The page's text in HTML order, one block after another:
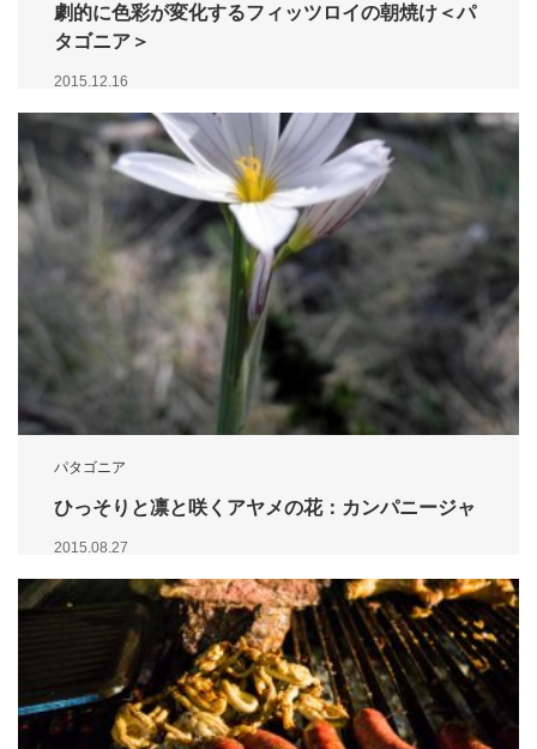
劇的に色彩が変化するフィッツロイの朝焼け＜パ
タゴニア＞
2015.12.16
パタゴニア
ひっそりと凛と咲くアヤメの花：カンパニージャ
2015.08.27